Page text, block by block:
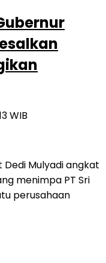
WIB
Dedi Mulyadi angkat
menimpa PT Sri
perusahaan